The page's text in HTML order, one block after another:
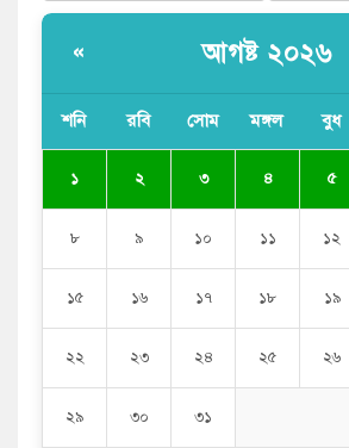
« আগষ্ট ২০২৬
শনি রবি সোম মঙ্গল বুধ
১ ২ ৩ ৪ ৫
৮ ৯ ১০ ১১ ১২
১৫ ১৬ ১৭ ১৮ ১৯
২২ ২৩ ২৪ ২৫ ২৬
২৯ ৩০ ৩১